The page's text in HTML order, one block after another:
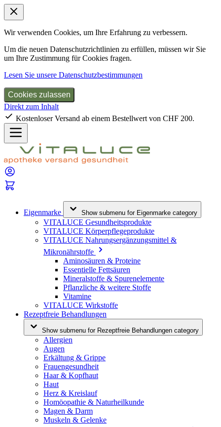
Wir verwenden Cookies, um Ihre Erfahrung zu verbessern.
Um die neuen Datenschutzrichtlinien zu erfüllen, müssen wir Sie
um Ihre Zustimmung für Cookies fragen.
Lesen Sie unsere Datenschutzbestimmungen
Cookies zulassen
Direkt zum Inhalt
Kostenloser Versand ab einem Bestellwert von CHF 200.
Eigenmarke Show submenu for Eigenmarke category
VITALUCE Gesundheitsprodukte
VITALUCE Körperpflegeprodukte
VITALUCE Nahrungsergänzungsmittel &
Mikronährstoffe
Aminosäuren & Proteine
Essentielle Fettsäuren
Mineralstoffe & Spurenelemente
Pflanzliche & weitere Stoffe
Vitamine
VITALUCE Wirkstoffe
Rezeptfreie Behandlungen
Show submenu for Rezeptfreie Behandlungen category
Allergien
Augen
Erkältung & Grippe
Frauengesundheit
Haar & Kopfhaut
Haut
Herz & Kreislauf
Homöopathie & Naturheilkunde
Magen & Darm
Muskeln & Gelenke